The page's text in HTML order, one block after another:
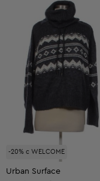
-20% с WELCOME
Urban Surface